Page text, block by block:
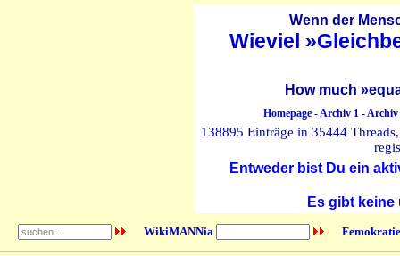
Wenn der
Wieviel
How much
Homepage-Archiv 1-Archiv
138895 Einträge in 35444
Entweder bist Du ein
Es gibt
WikiMANNia